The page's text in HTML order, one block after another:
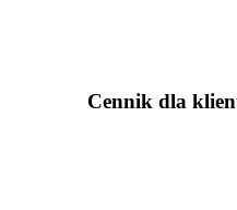
Cennik dla